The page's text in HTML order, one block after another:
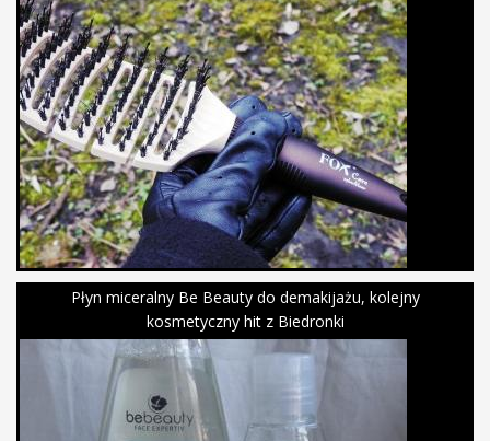
Płyn miceralny Be Beauty do demakijażu, kolejny
kosmetyczny hit z Biedronki